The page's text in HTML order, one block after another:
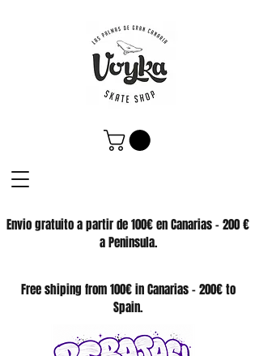
Envio gratuito a partir de 100€ en Canarias - 200 €
a Peninsula.
SKATE SHOP
Free shiping from 100€ in Canarias - 200€ to
Spain.